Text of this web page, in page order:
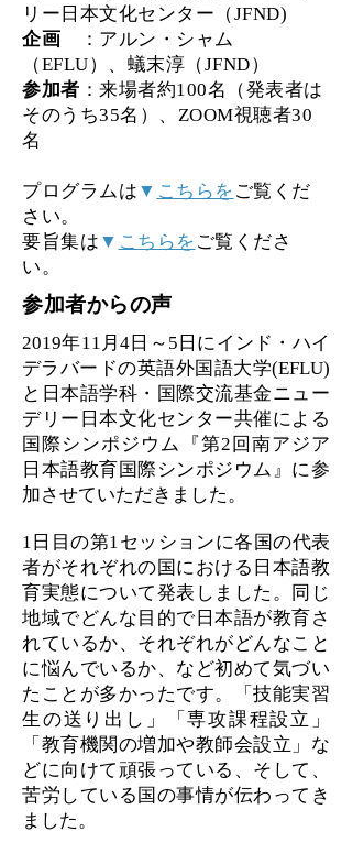
リー日本文化センター（JFND)
企画
：アルン・シャム
（EFLU）、蟻末淳（JFND）
​参加者 ：来場者約100名（発表者は
そのうち35名）、ZOOM視聴者30
名
プログラムは ▼ こちらを ご覧くだ
さい。
要旨集は ▼ こちらを ご覧くださ
い。
参加者からの声
2019年11月4日～5日にインド・ハイ
デラバードの英語外国語大学(EFLU)
と日本語学科・国際交流基金ニュー
デリー日本文化センター共催による
国際シンポジウム『第2回南アジア
日本語教育国際シンポジウム』に参
加させていただきました。
1日目の第1セッションに各国の代表
者がそれぞれの国における日本語教
育実態について発表しました。同じ
地域でどんな目的で日本語が教育さ
れているか、それぞれがどんなこと
に悩んでいるか、など初めて気づい
たことが多かったです。「技能実習
生の送り出し」「専攻課程設立」
「教育機関の増加や教師会設立」な
どに向けて頑張っている、そして、
苦労している国の事情が伝わってき
ました。